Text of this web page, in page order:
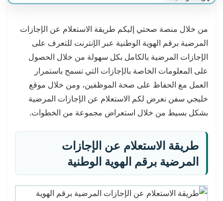
من خلال منصة صحتي إليكم طريقة الاستعلام عن الإجازات
المرضية برقم الهوية الوطنية عبر الإنترنت للتعرف على
الإجازات المرضية بالكامل بكل سهولة من خلال الحصول
على المعلومات الخاصة بالإجازات التي تسمح باستمرار
العمل مع الحفاظ على صحة الموظفين، ومن خلال موقع
خليجي سفن نعرض لكم الاستعلام عن الإجازات المرضية
بشكل بسيط من خلال استعراض مجموعة من الخطوات.
طريقة الاستعلام عن الإجازات
المرضية برقم الهوية الوطنية